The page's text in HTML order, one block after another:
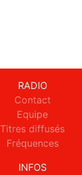
RADIO
Contact
Equipe
Titres diffusés
Fréquences
INFOS